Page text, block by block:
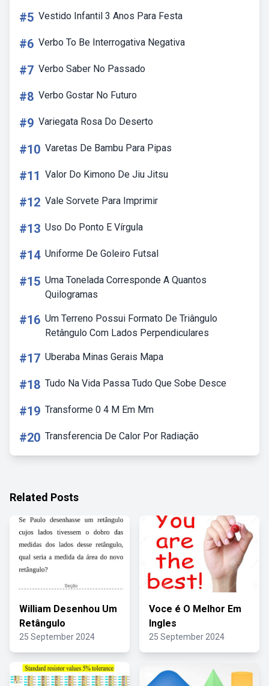
#5 Vestido Infantil 3 Anos Para Festa
#6 Verbo To Be Interrogativa Negativa
#7 Verbo Saber No Passado
#8 Verbo Gostar No Futuro
#9 Variegata Rosa Do Deserto
#10 Varetas De Bambu Para Pipas
#11 Valor Do Kimono De Jiu Jitsu
#12 Vale Sorvete Para Imprimir
#13 Uso Do Ponto E Vírgula
#14 Uniforme De Goleiro Futsal
#15 Uma Tonelada Corresponde A Quantos
Quilogramas
#16 Um Terreno Possui Formato De Triângulo
Retângulo Com Lados Perpendiculares
#17 Uberaba Minas Gerais Mapa
#18 Tudo Na Vida Passa Tudo Que Sobe Desce
#19 Transforme 0 4 M Em Mm
#20 Transferencia De Calor Por Radiação
Related Posts
William Desenhou Um
Retângulo
25 September 2024
Voce é O Melhor Em
Ingles
25 September 2024